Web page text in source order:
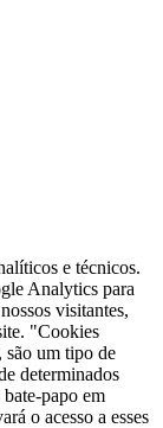
e técnicos.
Analytics para
visitantes,
"Cookies
são um tipo de
determinados
papo em
o acesso a esses